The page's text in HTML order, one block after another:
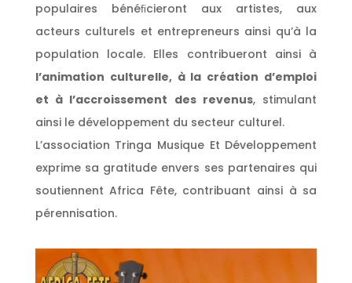
populaires bénéﬁcieront aux artistes, aux
acteurs culturels et entrepreneurs ainsi qu’à la
population locale. Elles contribueront ainsi à
l’animation culturelle, à la création d’emploi
et à l’accroissement des revenus, stimulant
ainsi le développement du secteur culturel.
L’association Tringa Musique Et Développement
exprime sa gratitude envers ses partenaires qui
soutiennent Africa Fête, contribuant ainsi à sa
pérennisation.